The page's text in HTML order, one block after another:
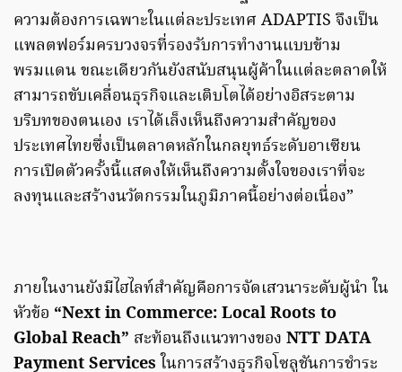
ความต้องการเฉพาะในแต่ละประเทศ ADAPTIS จึงเป็น
แพลตฟอร์มครบวงจรที่รองรับการทำงานแบบข้าม
พรมแดน ขณะเดียวกันยังสนับสนุนผู้ค้าในแต่ละตลาดให้
สามารถขับเคลื่อนธุรกิจและเติบโตได้อย่างอิสระตาม
บริบทของตนเอง เราได้เล็งเห็นถึงความสำคัญของ
ประเทศไทยซึ่งเป็นตลาดหลักในกลยุทธ์ระดับอาเซียน
การเปิดตัวครั้งนี้แสดงให้เห็นถึงความตั้งใจของเราที่จะ
ลงทุนและสร้างนวัตกรรมในภูมิภาคนี้อย่างต่อเนื่อง”
ภายในงานยังมีไฮไลท์สำคัญคือการจัดเสวนาระดับผู้นำ ใน
หัวข้อ “Next in Commerce: Local Roots to
Global Reach” สะท้อนถึงแนวทางของ NTT DATA
Payment Services ในการสร้างธุรกิจโซลูชันการชำระ